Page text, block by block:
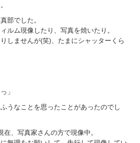
部でした。
ルム現像したり、写真を焼いたり。
しませんが(笑)、たまにシャッターくら
」
うなことを思ったことがあったのでし
、写真家さんの方で現像中。